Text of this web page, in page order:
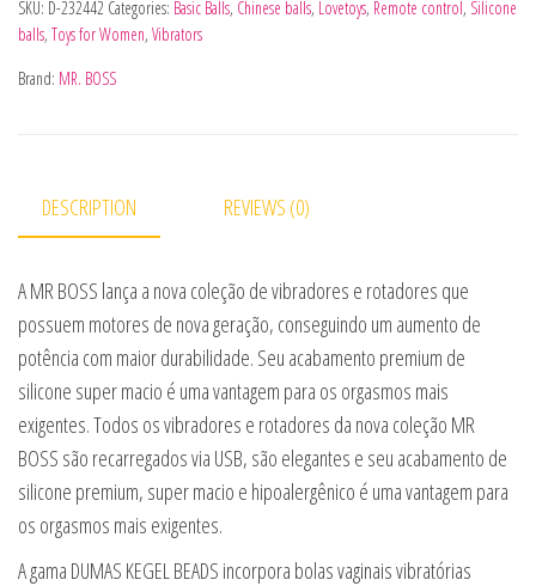
SKU: D-232442 Categories: Basic Balls, Chinese balls, Lovetoys, Remote control, Silicone
balls, Toys for Women, Vibrators
Brand: MR. BOSS
DESCRIPTION REVIEWS (0)
A MR BOSS lança a nova coleção de vibradores e rotadores que
possuem motores de nova geração, conseguindo um aumento de
potência com maior durabilidade. Seu acabamento premium de
silicone super macio é uma vantagem para os orgasmos mais
exigentes. Todos os vibradores e rotadores da nova coleção MR
BOSS são recarregados via USB, são elegantes e seu acabamento de
silicone premium, super macio e hipoalergênico é uma vantagem para
os orgasmos mais exigentes.
A gama DUMAS KEGEL BEADS incorpora bolas vaginais vibratórias